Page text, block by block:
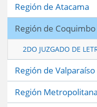
Región de Atacama
Región de Coquimbo
2DO JUZGADO DE
Región de Valparaíso
Región Metropolitana